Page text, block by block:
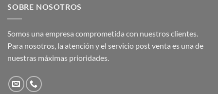
SOBRE NOSOTROS
Somos una empresa comprometida con nuestros clientes.
Para nosotros, la atención y el servicio post venta es una de
nuestras máximas prioridades.